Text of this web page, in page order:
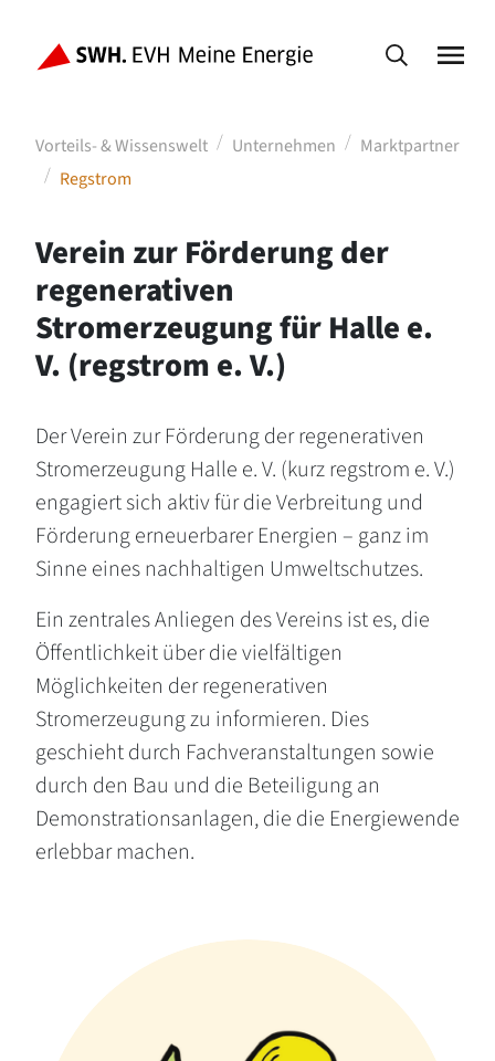
Vorteils- & Wissenswelt Unternehmen
Marktpartner
Regstrom
Verein zur Förderung der
regenerativen
Stromerzeugung für Halle e.
V. (regstrom e. V.)
Der Verein zur Förderung der regenerativen
Stromerzeugung Halle e. V. (kurz regstrom e. V.)
engagiert sich aktiv für die Verbreitung und
Förderung erneuerbarer Energien – ganz im
Sinne eines nachhaltigen Umweltschutzes.
Ein zentrales Anliegen des Vereins ist es, die
Öffentlichkeit über die vielfältigen
Möglichkeiten der regenerativen
Stromerzeugung zu informieren. Dies
geschieht durch Fachveranstaltungen sowie
durch den Bau und die Beteiligung an
Demonstrationsanlagen, die die Energiewende
erlebbar machen.